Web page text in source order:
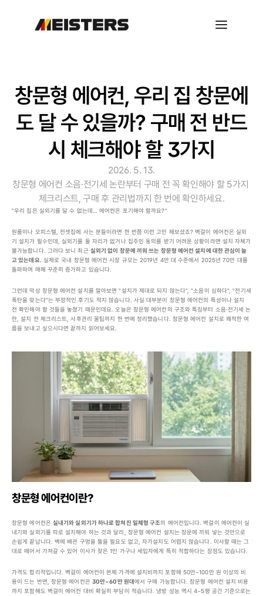
창문형 에어컨, 우리 집 창문에
도 달 수 있을까? 구매 전 반드
시 체크해야 할 3가지
2026. 5. 13.
창문형 에어컨 소음·전기세 논란부터 구매 전 꼭 확인해야 할 5가지
체크리스트, 구매 후 관리법까지 한 번에 확인하세요.
"우리 집은 실외기를 달 수 없는데… 에어컨은 포기해야 할까요?"
원룸이나 오피스텔, 전셋집에 사는 분들이라면 한 번쯤 이런 고민 해보셨죠? 벽걸이 에어컨은 실외
기 설치가 필수인데, 실외기를 둘 자리가 없거나 집주인 동의를 받기 어려운 상황이라면 설치 자체가
불가능합니다. 그러다 보니 최근 실외기 없이 창문에 끼워 쓰는 창문형 에어컨 설치에 대한 관심이 늘
고 있는데요. 실제로 국내 창문형 에어컨 시장 규모는 2019년 4만 대 수준에서 2025년 70만 대를
돌파하며 매해 꾸준히 증가하고 있습니다.
그런데 막상 창문형 에어컨 설치를 알아보면 "설치가 제대로 되지 않는다", "소음이 심하다", "전기세
폭탄을 맞는다"는 부정적인 후기도 적지 않습니다. 사실 대부분이 창문형 에어컨의 특성이나 설치
전 확인해야 할 것들을 놓쳤기 때문인데요. 오늘은 창문형 에어컨의 구조와 특징부터 소음·전기세 논
란, 설치 전 체크리스트, 사후관리 꿀팁까지 한 번에 정리했습니다. 창문형 에어컨 설치로 쾌적한 여
름을 보내고 싶으시다면 끝까지 읽어보세요.
창문형 에어컨이란?
창문형 에어컨은 실내기와 실외기가 하나로 합쳐진 일체형 구조의 에어컨입니다. 벽걸이 에어컨이 실
내기와 실외기를 따로 설치해야 하는 것과 달리, 창문형 에어컨 설치는 창문에 끼워 넣는 것만으로
손쉽게 끝납니다. 벽에 배관 구멍을 뚫을 필요도 없고, 자가설치도 어렵지 않습니다. 이사할 때는 그
대로 떼어서 가져갈 수 있어 이사가 잦은 1인 가구나 세입자에게 특히 적합하다는 장점도 있습니다.
가격도 합리적입니다. 벽걸이 에어컨이 본체 가격에 설치비까지 포함해 50만~100만 원 이상의 비
용이 드는 반면, 창문형 에어컨은 30만~60만 원대에서 구매 가능합니다. 창문형 에어컨 설치 비용
까지 포함해도 벽걸이 에어컨 대비 확실히 부담이 적습니다. 냉방 성능 역시 4~5평 공간 기준으로는